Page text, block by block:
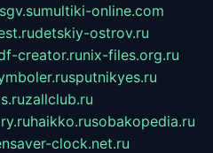
sgv.sumultiki-online.com
detskiy-ostrov.ru
creator.runix-files.org.ru
sputnikyes.ru
zallclub.ru
haikko.rusobakopedia.ru
clock.net.ru